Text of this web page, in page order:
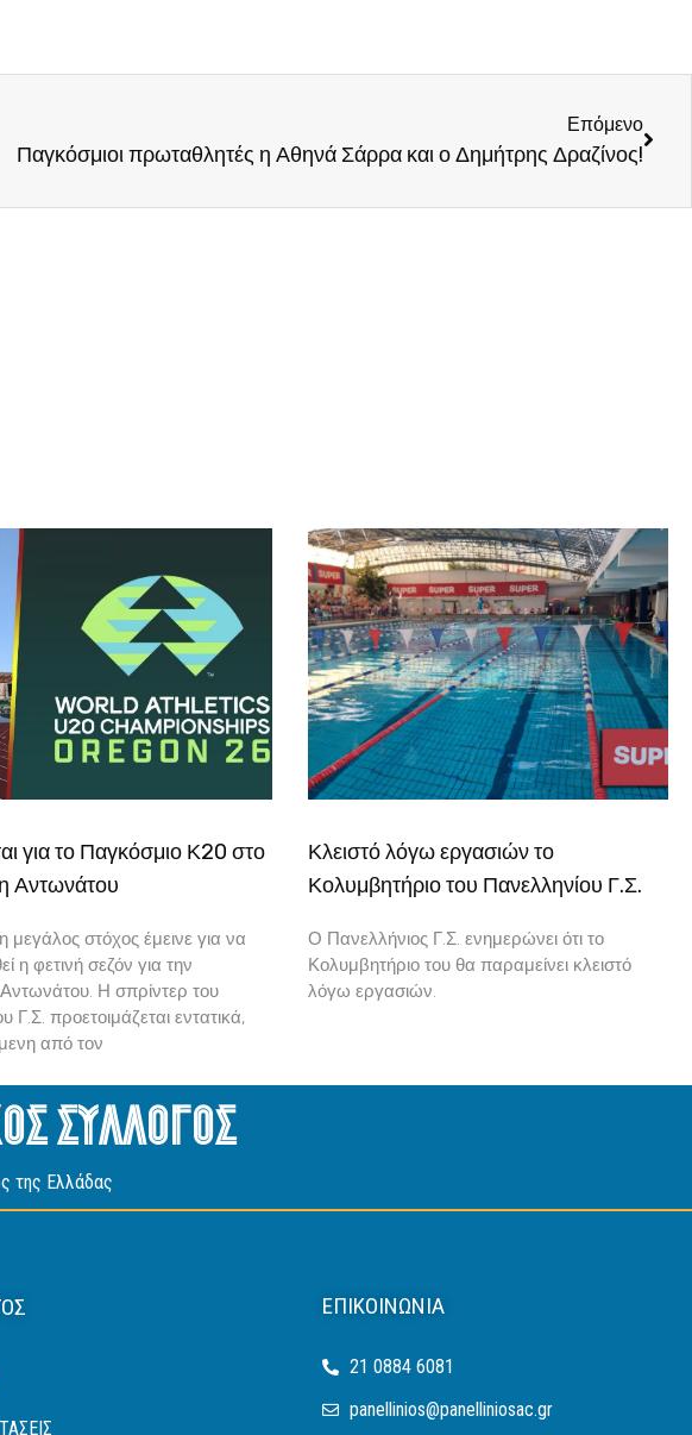
Επόμενο
Παγκόσμιοι πρωταθλητές η Αθηνά Σάρρα και ο Δημήτρης Δραζίνος!
για το Παγκόσμιο Κ20 στο
Αντωνάτου
στόχος έμεινε για να
η φετινή σεζόν για την
Η σπρίντερ του
Γ.Σ. προετοιμάζεται εντατικά,
από τον
Κλειστό λόγω εργασιών το
Κολυμβητήριο του Πανελληνίου Γ.Σ.
Ο Πανελλήνιος Γ.Σ. ενημερώνει ότι το
Κολυμβητήριο του θα παραμείνει κλειστό
λόγω εργασιών.
Συλλογος
της Ελλάδας
ΕΠΙΚΟΙΝΩΝΊΑ
21 0884 6081
panellinios@panelliniosac.gr